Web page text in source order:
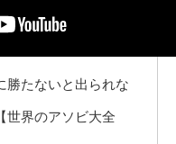
勝たないと出られな
世界のアソビ大全